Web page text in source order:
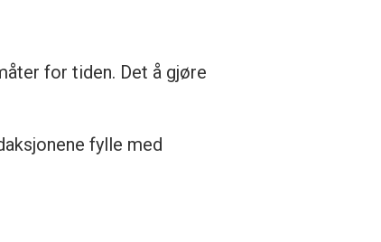
for tiden. Det å gjøre
fylle med